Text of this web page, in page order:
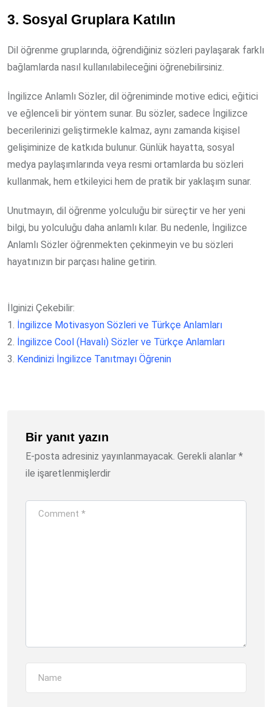
3. Sosyal Gruplara Katılın
Dil öğrenme gruplarında, öğrendiğiniz sözleri paylaşarak farklı
bağlamlarda nasıl kullanılabileceğini öğrenebilirsiniz.
İngilizce Anlamlı Sözler, dil öğreniminde motive edici, eğitici
ve eğlenceli bir yöntem sunar. Bu sözler, sadece İngilizce
becerilerinizi geliştirmekle kalmaz, aynı zamanda kişisel
gelişiminize de katkıda bulunur. Günlük hayatta, sosyal
medya paylaşımlarında veya resmi ortamlarda bu sözleri
kullanmak, hem etkileyici hem de pratik bir yaklaşım sunar.
Unutmayın, dil öğrenme yolculuğu bir süreçtir ve her yeni
bilgi, bu yolculuğu daha anlamlı kılar. Bu nedenle, İngilizce
Anlamlı Sözler öğrenmekten çekinmeyin ve bu sözleri
hayatınızın bir parçası haline getirin.
İlginizi Çekebilir:
1. İngilizce Motivasyon Sözleri ve Türkçe Anlamları
2. İngilizce Cool (Havalı) Sözler ve Türkçe Anlamları
3. Kendinizi İngilizce Tanıtmayı Öğrenin
Bir yanıt yazın
E-posta adresiniz yayınlanmayacak. Gerekli alanlar *
ile işaretlenmişlerdir